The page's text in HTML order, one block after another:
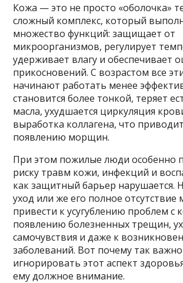
Кожа — это не просто «оболочка»
сложный комплекс, который
множество функций: защищает от
микроорганизмов, регулирует
удерживает влагу и обеспечивает
прикосновений. С возрастом все
начинают работать менее
становится более тонкой, теряет
масла, ухудшается циркуляция
выработка коллагена, что
появлению морщин.
При этом пожилые люди особенно
риску травм кожи, инфекций и
как защитный барьер нарушается.
уход или же его полное отсутствие
привести к усугублению проблем с
появлению болезненных трещин,
самочувствия и даже к
заболеваний. Вот почему так
игнорировать этот аспект
ему должное внимание.